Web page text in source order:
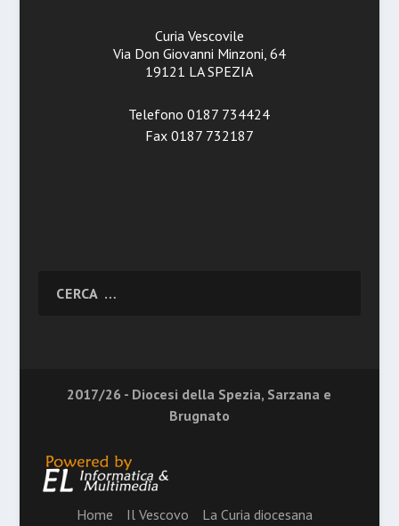
Curia Vescovile
Via Don Giovanni Minzoni, 64
19121 LA SPEZIA
Telefono 0187 734424
Fax 0187 732187
2017/26 - Diocesi della Spezia, Sarzana e
Brugnato
Home Il Vescovo La Curia diocesana